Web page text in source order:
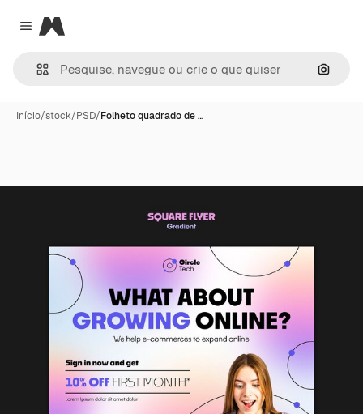
Close menu
Magnific
Início/stock/PSD/Folheto quadrado de …